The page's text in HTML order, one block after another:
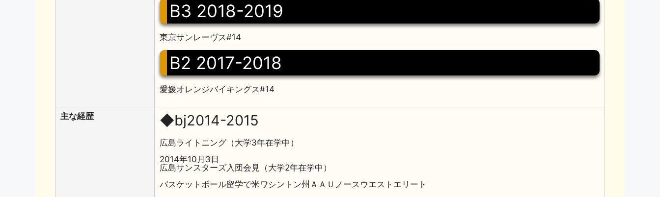
B3 2018-2019
東京サンレーヴス#14
B2 2017-2018
愛媛オレンジバイキングス#14
主な経歴 ◆bj2014-2015
広島ライトニング（大学3年在学中）
2014年10月3日
広島サンスターズ入団会見（大学2年在学中）
バスケットボール留学で米ワシントン州ＡＡＵノースウエストエリート